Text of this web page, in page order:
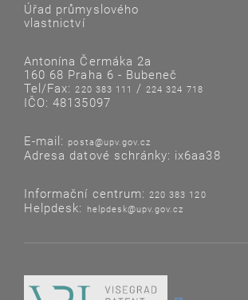
Úřad průmyslového
vlastnictví
Antonína Čermáka 2a
160 68 Praha 6 - Bubeneč
Tel/Fax:220 383 111 /224 324 718
IČO: 48135097
E-mail: posta@upv.gov.cz
Adresa datové schránky: ix6aa38
Informační centrum: 220 383 120
Helpdesk: helpdesk@upv.gov.cz